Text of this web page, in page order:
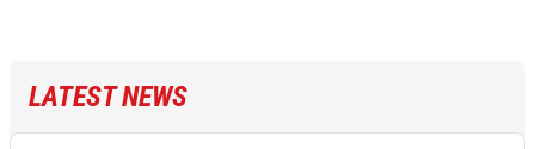
LATEST NEWS